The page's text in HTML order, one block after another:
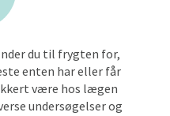
du til frygten for,
enten har eller får
være hos lægen
undersøgelser og